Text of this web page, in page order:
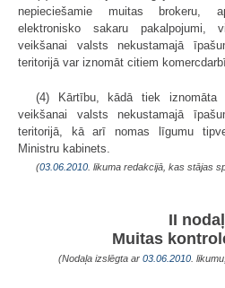
nepieciešamie muitas brokeru,
elektronisko sakaru pakalpojumi,
veikšanai valsts nekustamajā
teritorijā var iznomāt citiem
(4) Kārtību, kādā tiek iznomāta
veikšanai valsts nekustamajā
teritorijā, kā arī nomas līgumu
Ministru kabinets.
(03.06.2010 . likuma redakcijā, kas stājas
II
Muitas
(Nodaļa izslēgta ar 03.06.2010 .